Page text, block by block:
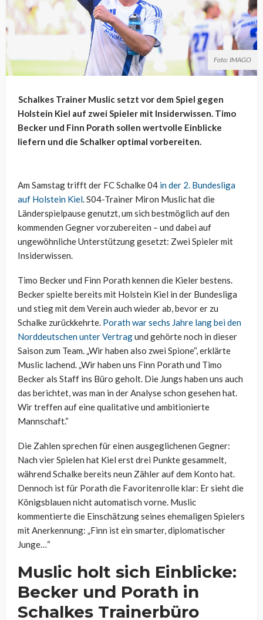
Foto: IMAGO
Schalkes Trainer Muslic setzt vor dem Spiel gegen
Holstein Kiel auf zwei Spieler mit Insiderwissen. Timo
Becker und Finn Porath sollen wertvolle Einblicke
liefern und die Schalker optimal vorbereiten.
Am Samstag trifft der FC Schalke 04 in der 2. Bundesliga
auf Holstein Kiel. S04-Trainer Miron Muslic hat die
Länderspielpause genutzt, um sich bestmöglich auf den
kommenden Gegner vorzubereiten – und dabei auf
ungewöhnliche Unterstützung gesetzt: Zwei Spieler mit
Insiderwissen.
Timo Becker und Finn Porath kennen die Kieler bestens.
Becker spielte bereits mit Holstein Kiel in der Bundesliga
und stieg mit dem Verein auch wieder ab, bevor er zu
Schalke zurückkehrte. Porath war sechs Jahre lang bei den
Norddeutschen unter Vertragund gehörte noch in dieser
Saison zum Team. „Wir haben also zwei Spione“, erklärte
Muslic lachend. „Wir haben uns Finn Porath und Timo
Becker als Staff ins Büro geholt. Die Jungs haben uns auch
das berichtet, was man in der Analyse schon gesehen hat.
Wir treffen auf eine qualitative und ambitionierte
Mannschaft.“
Die Zahlen sprechen für einen ausgeglichenen Gegner:
Nach vier Spielen hat Kiel erst drei Punkte gesammelt,
während Schalke bereits neun Zähler auf dem Konto hat.
Dennoch ist für Porath die Favoritenrolle klar: Er sieht die
Königsblauen nicht automatisch vorne. Muslic
kommentierte die Einschätzung seines ehemaligen Spielers
mit Anerkennung: „Finn ist ein smarter, diplomatischer
Junge…“
Muslic holt sich Einblicke:
Becker und Porath in
Schalkes Trainerbüro